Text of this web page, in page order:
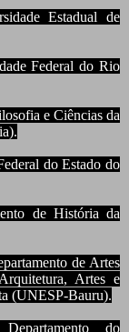
Estadual de
Federal do Rio
e Ciências da
do Estado do
de História da
de Artes
Artes e
(UNESP-Bauru).
do